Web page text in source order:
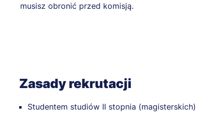
musisz obronić przed komisją.
Zasady rekrutacji
Studentem studiów II stopnia (magisterskich)